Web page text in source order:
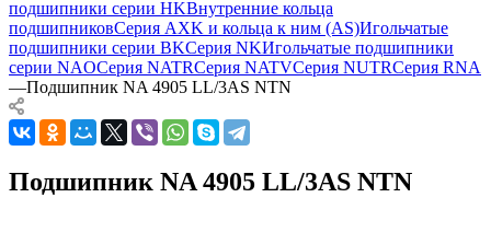
подшипники серии HKВнутренние кольца
подшипниковСерия AXK и кольца к ним (AS)Игольчатые
подшипники серии BKСерия NKИгольчатые подшипники
серии NAOСерия NATRСерия NATVСерия NUTRСерия RNA
—Подшипник NA 4905 LL/3AS NTN
Подшипник NA 4905 LL/3AS NTN